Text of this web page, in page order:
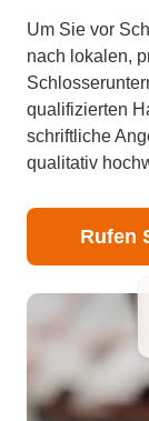
Um Sie vor
nach lokalen,
qualifizierten
schriftliche
qualitativ
Rufen